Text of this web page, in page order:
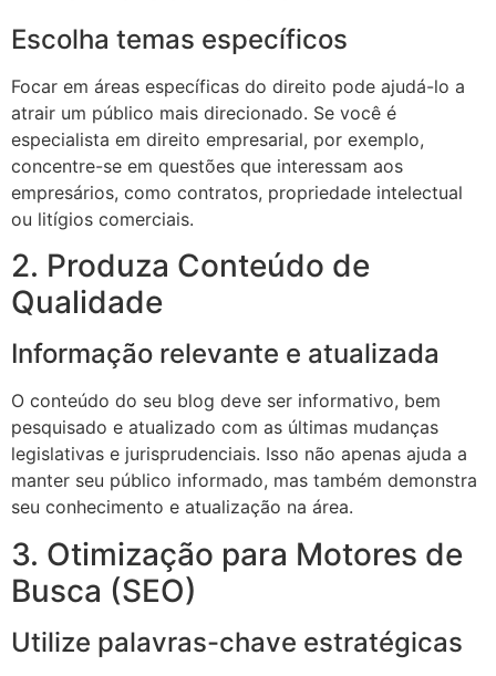
Escolha temas específicos
Focar em áreas específicas do direito pode ajudá-lo a
atrair um público mais direcionado. Se você é
especialista em direito empresarial, por exemplo,
concentre-se em questões que interessam aos
empresários, como contratos, propriedade intelectual
ou litígios comerciais.
2. Produza Conteúdo de
Qualidade
Informação relevante e atualizada
O conteúdo do seu blog deve ser informativo, bem
pesquisado e atualizado com as últimas mudanças
legislativas e jurisprudenciais. Isso não apenas ajuda a
manter seu público informado, mas também demonstra
seu conhecimento e atualização na área.
3. Otimização para Motores de
Busca (SEO)
Utilize palavras-chave estratégicas